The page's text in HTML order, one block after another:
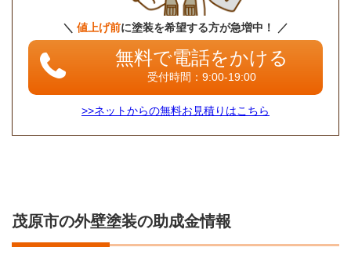
＼ 値上げ前に塗装を希望する方が急増中！ ／
無料で電話をかける
受付時間：9:00-19:00
>>ネットからの無料お見積りはこちら
茂原市の外壁塗装の助成金情報